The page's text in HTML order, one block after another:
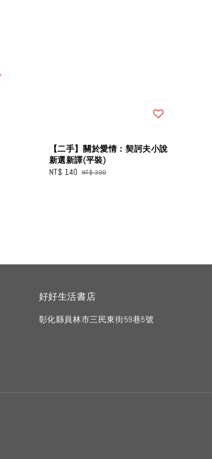
【二手】關於愛情：契訶夫小說
新選新譯(平裝)
Sale
NT$ 140 Regular
NT$ 300
好好生活書店
彰化縣員林市三民東街59巷5號